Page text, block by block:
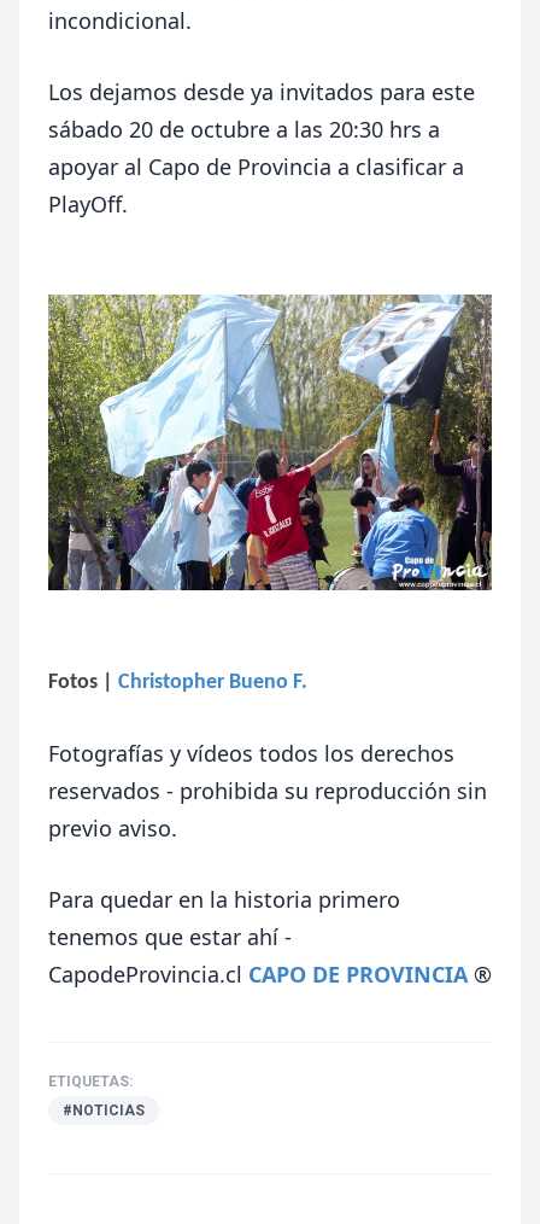
incondicional.
Los dejamos desde ya invitados para este
sábado 20 de octubre a las 20:30 hrs a
apoyar al Capo de Provincia a clasificar a
PlayOff.
Fotos Christopher Bueno F.
Fotografías y vídeos todos los derechos
reservados - prohibida su reproducción sin
previo aviso.
Para quedar en la historia primero
tenemos que estar ahí -
CapodeProvincia.cl CAPO DE PROVINCIA®
ETIQUETAS:
#NOTICIAS